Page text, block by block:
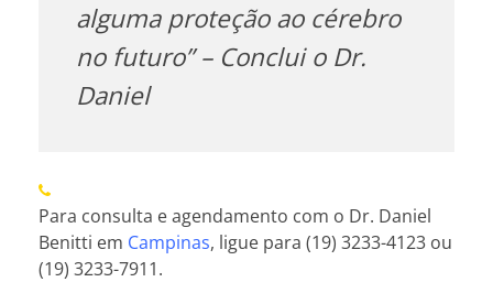
alguma proteção ao cérebro
no futuro” – Conclui o Dr.
Daniel
Para consulta e agendamento com o Dr. Daniel
Benitti em Campinas, ligue para (19) 3233-4123 ou
(19) 3233-7911.